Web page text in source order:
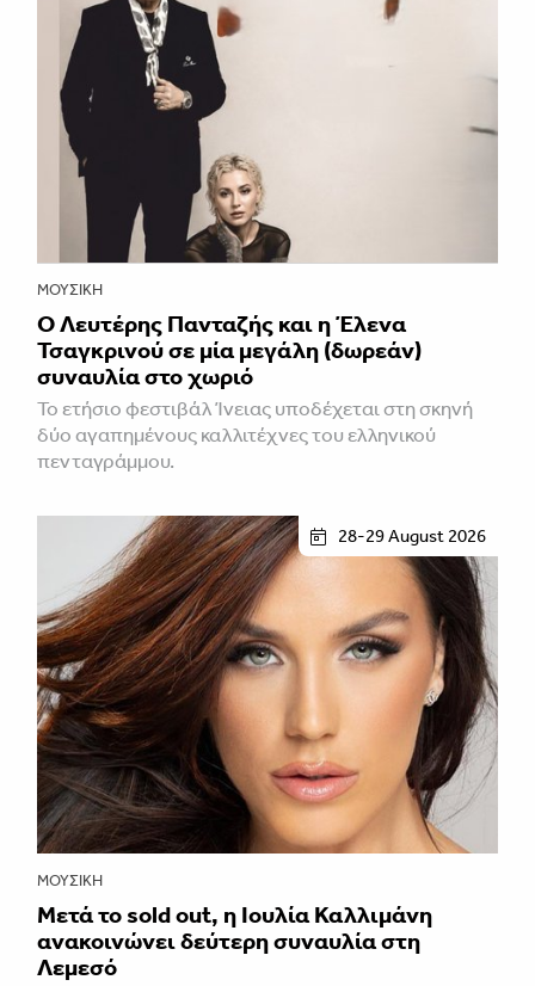
ΜΟΥΣΙΚΉ
Ο Λευτέρης Πανταζής και η Έλενα
Τσαγκρινού σε μία μεγάλη (δωρεάν)
συναυλία στο χωριό
Το ετήσιο φεστιβάλ Ίνειας υποδέχεται στη σκηνή
δύο αγαπημένους καλλιτέχνες του ελληνικού
πενταγράμμου.
28-29 August 2026
ΜΟΥΣΙΚΉ
Μετά το sold out, η Ιουλία Καλλιμάνη
ανακοινώνει δεύτερη συναυλία στη
Λεμεσό